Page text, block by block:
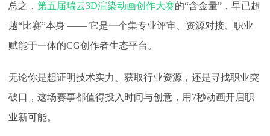
总之， 第五届瑞云3D渲染动画创作大赛的“含金量”，早已超
越“比赛”本身 —— 它是一个集专业评审、资源对接、职业
赋能于一体的CG创作者生态平台。
无论你是想证明技术实力、获取行业资源，还是寻找职业突
破口，这场赛事都值得投入时间与创意，用 7秒动画开启职
业新可能。